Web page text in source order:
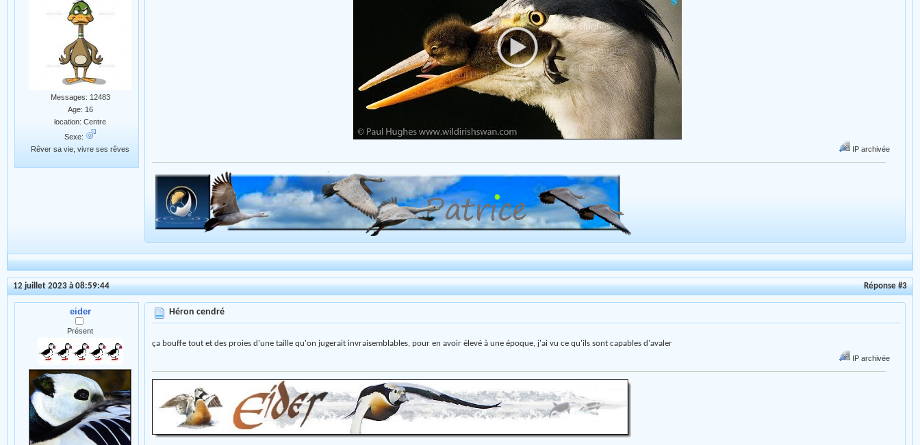
Messages: 12483
Age: 16
location: Centre
Sexe:
Rêver sa vie, vivre ses rêves
IP archivée
12 juillet 2023 à 08:59:44 Réponse #3
eider
Présent
Héron cendré
ça bouffe tout et des proies d'une taille qu'on jugerait invraisemblables, pour en avoir élevé à une époque, j'ai vu ce qu'ils sont capables d'avaler
IP archivée